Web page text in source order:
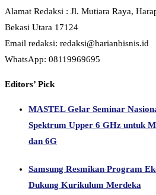
Alamat Redaksi : Jl. Mutiara Raya,
Bekasi Utara 17124
Email redaksi: redaksi@harianbisnis.id
WhatsApp: 08119969695
Editors’ Pick
MASTEL Gelar Seminar
Spektrum Upper 6 GHz untuk
dan 6G
Samsung Resmikan Program
Dukung Kurikulum Merdeka